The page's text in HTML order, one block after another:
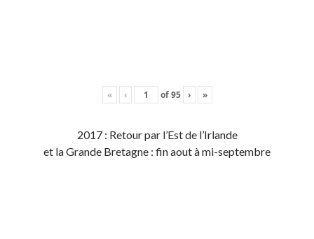
« ‹ of95 › »
2017 : Retour par l’Est de l’Irlande
et la Grande Bretagne : fin aout à mi-septembre